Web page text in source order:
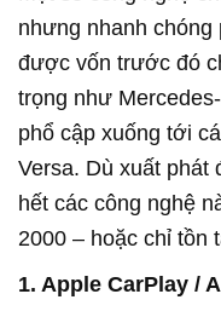
nhưng nhanh chóng
được vốn trước đó
trọng như
phổ cập xuống tới
Versa. Dù xuất phát
hết các công nghệ
2000 – hoặc chỉ tồn
1. Apple CarPlay /